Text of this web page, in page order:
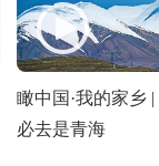
瞰中国·我的家乡
必去是青海